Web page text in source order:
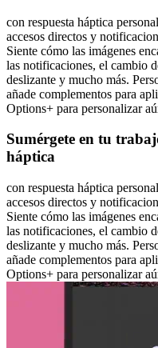
con respuesta háptica
accesos directos y
Siente cómo las imágenes
las notificaciones, el cambio
deslizante y mucho más.
añade complementos para
Options+ para personalizar
Sumérgete en tu
háptica
con respuesta háptica
accesos directos y
Siente cómo las imágenes
las notificaciones, el cambio
deslizante y mucho más.
añade complementos para
Options+ para personalizar